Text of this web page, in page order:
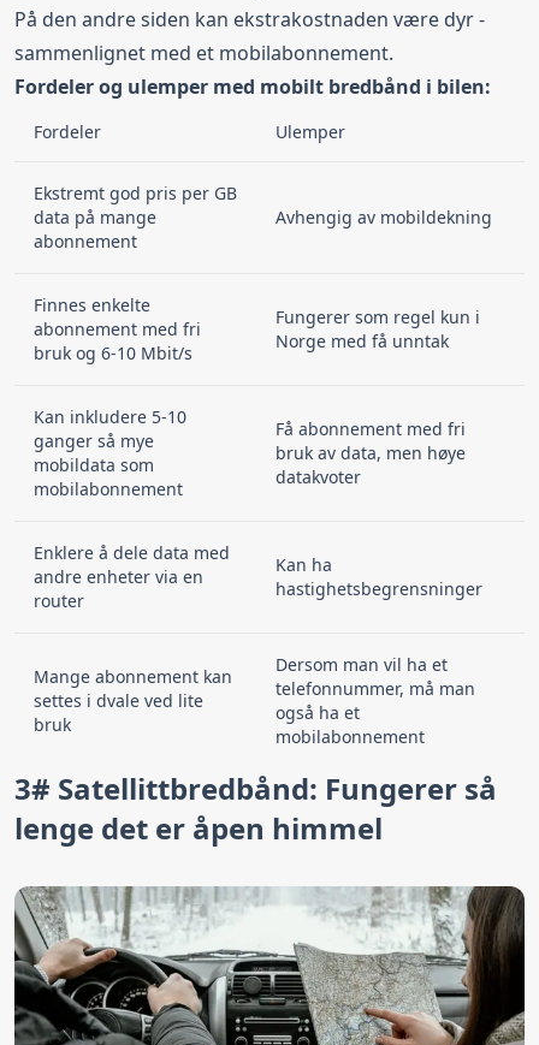
På den andre siden kan ekstrakostnaden være dyr -
sammenlignet med et mobilabonnement.
Fordeler og ulemper med mobilt bredbånd i bilen:
Fordeler Ulemper
Ekstremt god pris per GB
data på mange
abonnement
Avhengig av mobildekning
Finnes enkelte
abonnement med fri
bruk og 6-10 Mbit/s
Fungerer som regel kun i
Norge med få unntak
Kan inkludere 5-10
ganger så mye
mobildata som
mobilabonnement
Få abonnement med fri
bruk av data, men høye
datakvoter
Enklere å dele data med
andre enheter via en
router
Kan ha
hastighetsbegrensninger
Mange abonnement kan
settes i dvale ved lite
bruk
Dersom man vil ha et
telefonnummer, må man
også ha et
mobilabonnement
3# Satellittbredbånd: Fungerer så
lenge det er åpen himmel